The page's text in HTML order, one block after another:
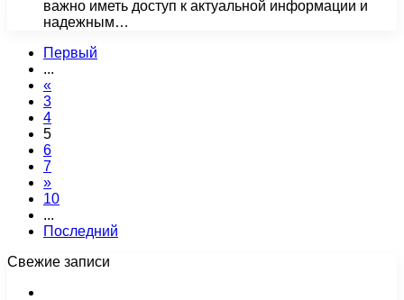
важно иметь доступ к актуальной информации и
надежным…
Первый
...
«
3
4
5
6
7
»
10
...
Последний
Свежие записи